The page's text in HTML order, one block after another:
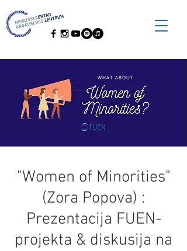
"Women of Minorities"
(Zora Popova) :
Prezentacija FUEN-
projekta & diskusija na